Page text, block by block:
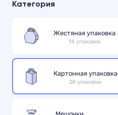
Категория
Жестяная упаковка
14 упаковок
Картонная упаковка
28 упаковок
Мешочки